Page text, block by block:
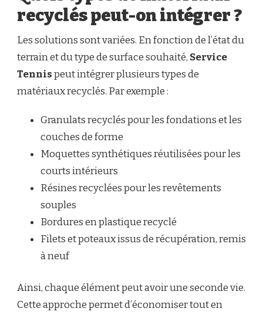
recyclés peut-on intégrer ?
Les solutions sont variées. En fonction de l’état du
terrain et du type de surface souhaité, Service
Tennispeut intégrer plusieurs types de
matériaux recyclés. Par exemple :
Granulats recyclés pour les fondations et les
couches de forme
Moquettes synthétiques réutilisées pour les
courts intérieurs
Résines recyclées pour les revêtements
souples
Bordures en plastique recyclé
Filets et poteaux issus de récupération, remis
à neuf
Ainsi, chaque élément peut avoir une seconde vie.
Cette approche permet d’économiser tout en